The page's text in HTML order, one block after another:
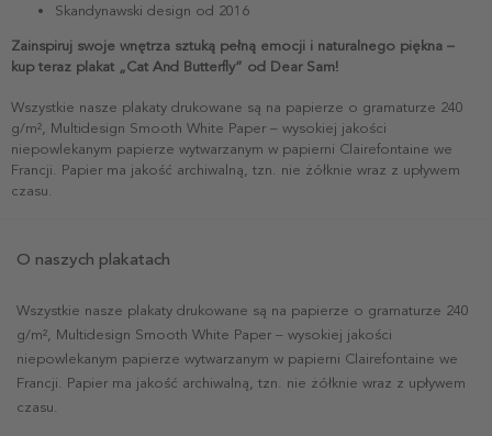
Skandynawski design od 2016
Zainspiruj swoje wnętrza sztuką pełną emocji i naturalnego piękna –
kup teraz plakat „Cat And Butterfly” od Dear Sam!
Wszystkie nasze plakaty drukowane są na papierze o gramaturze 240
g/m², Multidesign Smooth White Paper – wysokiej jakości
niepowlekanym papierze wytwarzanym w papierni Clairefontaine we
Francji. Papier ma jakość archiwalną, tzn. nie żółknie wraz z upływem
czasu.
O naszych plakatach
Wszystkie nasze plakaty drukowane są na papierze o gramaturze 240
g/m², Multidesign Smooth White Paper – wysokiej jakości
niepowlekanym papierze wytwarzanym w papierni Clairefontaine we
Francji. Papier ma jakość archiwalną, tzn. nie żółknie wraz z upływem
czasu.